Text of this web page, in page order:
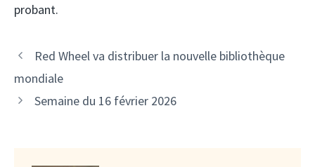
probant.
Red Wheel va distribuer la nouvelle bibliothèque
mondiale
Semaine du 16 février 2026